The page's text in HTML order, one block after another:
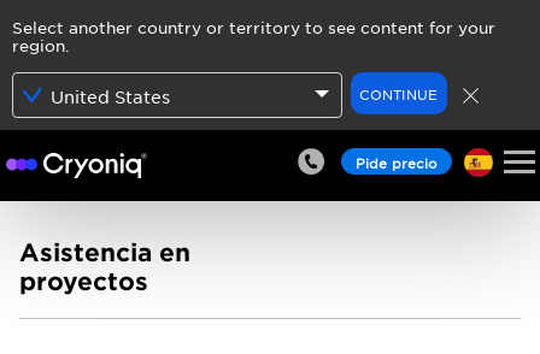
Select another country or territory to see content for your
region.
United States CONTINUE
Pide precio
Asistencia en
proyectos